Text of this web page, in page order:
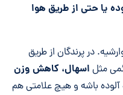
یا حتی از طریق هوا
در پرندگان از طریق
مثل اسهال، کاهش وزن
آلوده باشه و هیچ علامتی هم